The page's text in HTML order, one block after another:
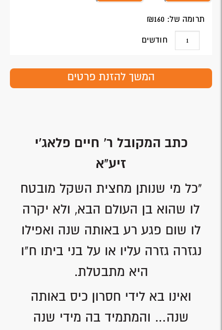
תרומה של: ₪ 160
חודשים
המשך להזנת פרטים
כתב המקובל ר' חיים פלאג'י
זיע"א
"כל מי שנותן מחצית השקל מובטח
לו שהוא בן העולם הבא, ולא יקרה
לו שום פגע רע באותה שנה ואפילו
נגזרה גזרה עליו או על בני ביתו ח"ו
היא מתבטלת.
ואינו בא לידי חסרון כיס באותה
שנה… והמתמיד בה מידי שנה